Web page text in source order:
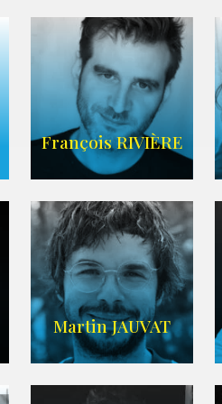
AGENCE VMA
François RIVIÈRE
LIEN IMDB
Martin JAUVAT